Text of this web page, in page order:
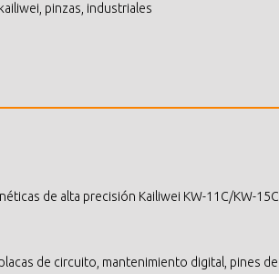
kailiwei pinzas industriales
de alta precisión Kailiwei KW-11C/KW-15C
de circuito, mantenimiento digital, pines de